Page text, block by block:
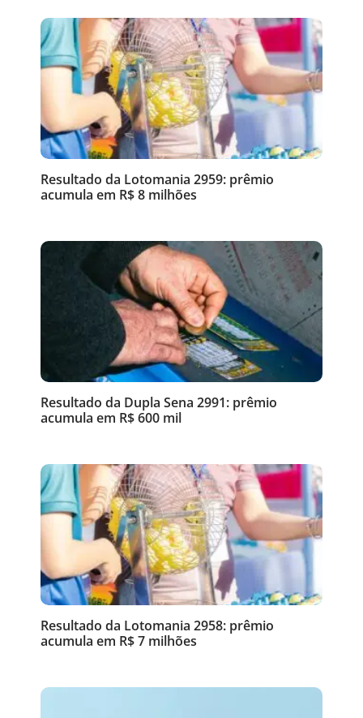
Resultado da Lotomania 2959: prêmio
acumula em R$ 8 milhões
Resultado da Dupla Sena 2991: prêmio
acumula em R$ 600 mil
Resultado da Lotomania 2958: prêmio
acumula em R$ 7 milhões